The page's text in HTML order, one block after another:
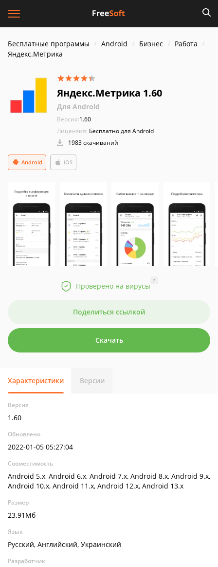
Бесплатные программы Android Бизнес
Работа
Яндекс.Метрика
Яндекс.Метрика 1.60
Для Android
Версия:1.60
Лицензия: Бесплатно для Android
1983 скачиваний
Android iOS
Проверено на вирусы
?
Поделиться ссылкой
Скачать
Характеристики Версии
Версия
1.60
Обновлено
2022-01-05 05:27:04
Совместимость
Android 5.x, Android 6.x, Android 7.x, Android 8.x, Android 9.x,
Android 10.x, Android 11.x, Android 12.x, Android 13.x
Размер
23.91Мб
Язык
Русский, Английский, Украинский
Разработчик